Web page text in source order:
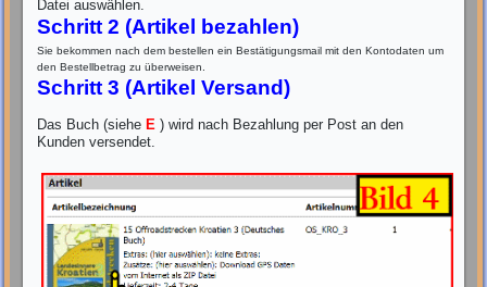
Datei auswählen.
Schritt 2 (Artikel bezahlen)
Sie bekommen nach dem bestellen ein Bestätigungsmail mit den Kontodaten um
den Bestellbetrag zu überweisen.
Schritt 3 (Artikel Versand)
Das Buch (siehe E ) wird nach Bezahlung per Post an den
Kunden versendet.